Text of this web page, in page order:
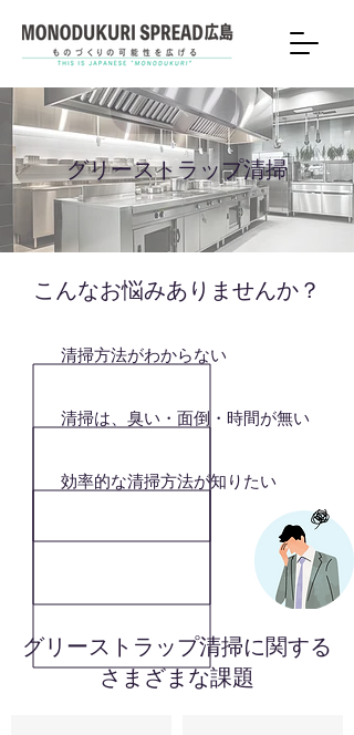
グリーストラップ清掃
​こんなお悩みありませんか？
清掃方法がわからない
清掃は、臭い・面倒・時間が無い
効率的な清掃方法が知りたい
グリーストラップ清掃に関する
さまざまな課題